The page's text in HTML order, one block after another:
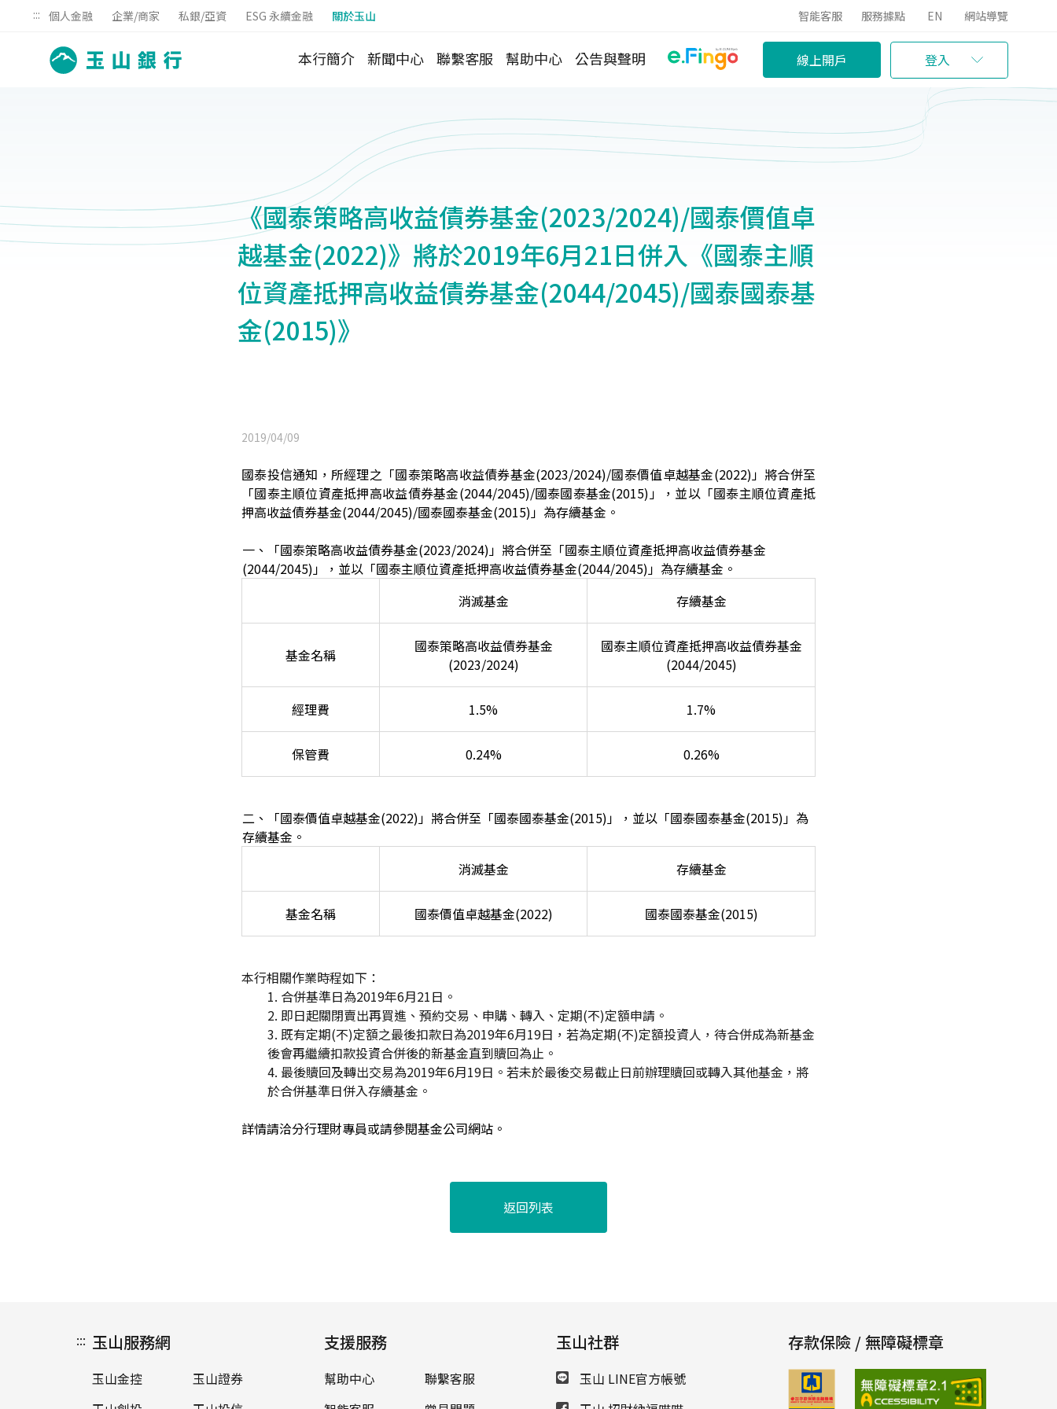
::: 個人金融 企業/商家 私銀/亞資 ESG 永續金融 關於玉山 智能客服 服務據點 EN 網站導覽
本行簡介 新聞中心 聯繫客服 幫助中心 公告與聲明 線上開戶 登入
《國泰策略高收益債券基金(2023/2024)/國泰價值卓
越基金(2022)》將於2019年6月21日併入《國泰主順
位資產抵押高收益債券基金(2044/2045)/國泰國泰基
金(2015)》
2019/04/09
國泰投信通知，所經理之「國泰策略高收益債券基金(2023/2024)/國泰價值卓越基金(2022)」將合併至
「國泰主順位資產抵押高收益債券基金(2044/2045)/國泰國泰基金(2015)」，並以「國泰主順位資產抵
押高收益債券基金(2044/2045)/國泰國泰基金(2015)」為存續基金。
一、「國泰策略高收益債券基金(2023/2024)」將合併至「國泰主順位資產抵押高收益債券基金
(2044/2045)」，並以「國泰主順位資產抵押高收益債券基金(2044/2045)」為存續基金。
消滅基金
存續基金
基金名稱
國泰策略高收益債券基金
(2023/2024)
國泰主順位資產抵押高收益債券基金
(2044/2045)
經理費 1.5% 1.7%
保管費 0.24% 0.26%
二、「國泰價值卓越基金(2022)」將合併至「國泰國泰基金(2015)」，並以「國泰國泰基金(2015)」為
存續基金。
消滅基金
存續基金
基金名稱 國泰價值卓越基金(2022) 國泰國泰基金(2015)
本行相關作業時程如下：
1. 合併基準日為2019年6月21日。
2. 即日起關閉賣出再買進、預約交易、申購、轉入、定期(不)定額申請。
3. 既有定期(不)定額之最後扣款日為2019年6月19日，若為定期(不)定額投資人，待合併成為新基金
後會再繼續扣款投資合併後的新基金直到贖回為止。
4. 最後贖回及轉出交易為2019年6月19日。若未於最後交易截止日前辦理贖回或轉入其他基金，將
於合併基準日併入存續基金。
詳情請洽分行理財專員或請參閱基金公司網站。
返回列表
::: 玉山服務網
玉山金控
玉山證券
支援服務
幫助中心
聯繫客服
玉山社群
玉山 LINE官方帳號
存款保險 / 無障礙標章